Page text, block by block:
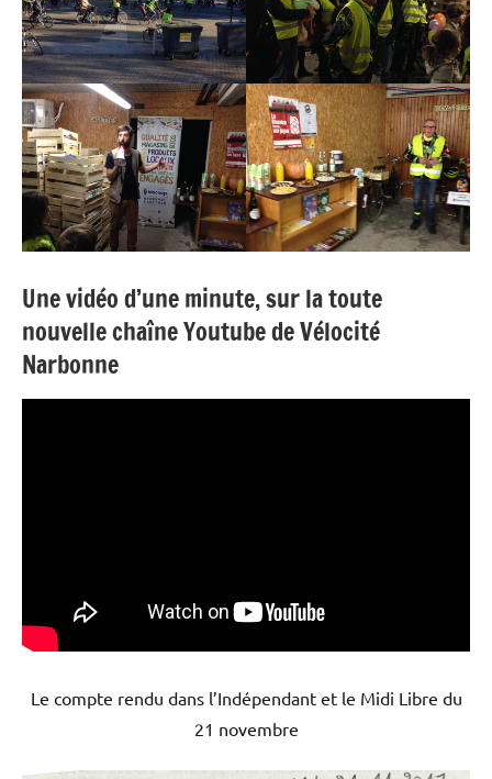
Une vidéo d’une minute, sur la toute
nouvelle chaîne Youtube de Vélocité
Narbonne
Le compte rendu dans l’Indépendant et le Midi Libre du
21 novembre